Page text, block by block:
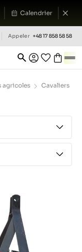
Calendrier
Appeler +48 17 858 58 58
agricoles Cavaliers